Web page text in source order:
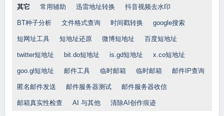
其它 常用辅助 迅雷地址转换 抖音视频去水印
BT种子分析 文件格式查询 时间戳转换 google搜索
短网址工具 短地址还原 微博短地址 百度短地址
twitter短地址 bit.do短地址 is.gd短地址 x.co短地址
goo.gl短地址 邮件工具 临时邮箱 临时邮箱 邮件IP查询
匿名邮件发送 邮件服务器测试 邮件服务器收信
邮箱真实性检查 AI 与其他 清除AI创作痕迹